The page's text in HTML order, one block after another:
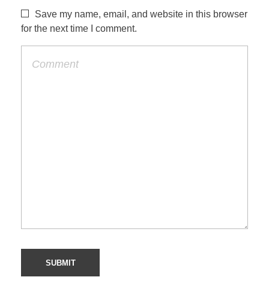
Save my name, email, and website in this browser
for the next time I comment.